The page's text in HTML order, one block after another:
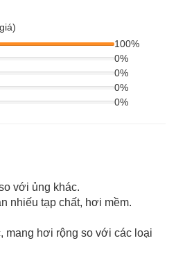
100%
0%
0%
0%
0%
với ủng khác.
nhiếu tạp chất, hơi mềm.
hơi rộng so với các loại